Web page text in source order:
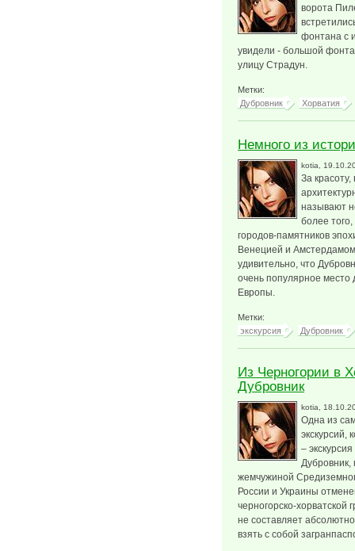
ворота
фонтана с
увидели - большой
улицу Страдун.
Метки:
Дубровник
Хорватия
Немного из
kotia ,
За
называют
более
городов-памятников
Венецией и
удивительно, что
очень популярное место
Европы.
Метки:
экскурсия
Дубровник
Из Черногории в
Дубровник
kotia ,
Одна из
экскурсий,
–
жемчужиной
России и Украины
черногорско-хорватской
не составляет
взять с собой